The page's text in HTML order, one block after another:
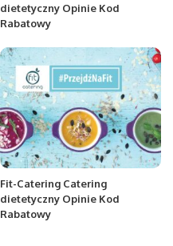
dietetyczny Opinie Kod
Rabatowy
Fit-Catering Catering
dietetyczny Opinie Kod
Rabatowy